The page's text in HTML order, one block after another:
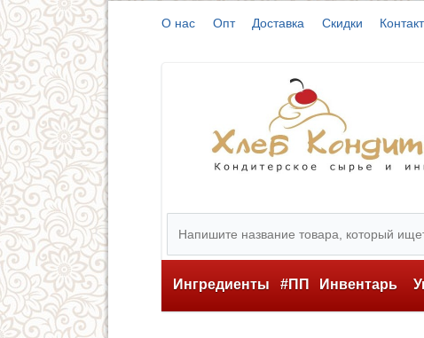
О нас Опт Доставка Скидки
Ингредиенты #ПП Инвентарь